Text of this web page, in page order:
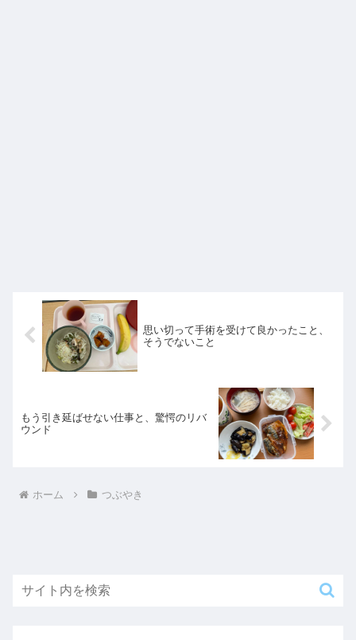
思い切って手術を受けて良かったこと、
そうでないこと
もう引き延ばせない仕事と、驚愕のリバ
ウンド
ホーム つぶやき